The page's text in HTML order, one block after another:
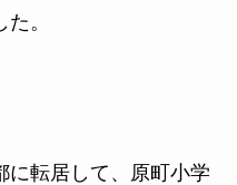
。
に転居して、原町小学